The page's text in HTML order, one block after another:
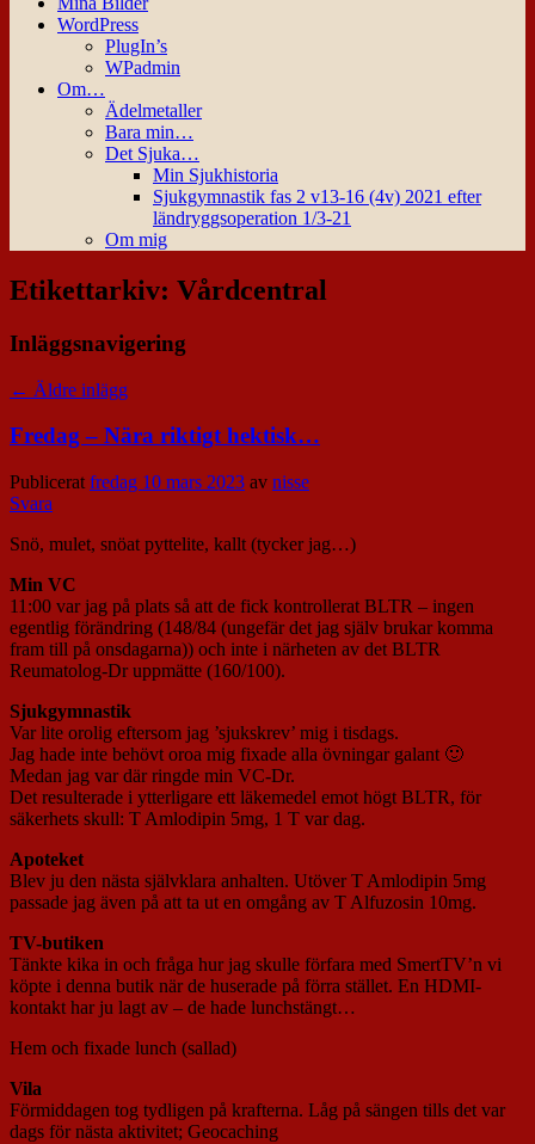
WordPress
PlugIn’s
WPadmin
Om…
Ädelmetaller
Bara min…
Det Sjuka…
Min Sjukhistoria
Sjukgymnastik fas 2 v13-16 (4v) 2021 efter
ländryggsoperation 1/3-21
Om mig
Etikettarkiv: Vårdcentral
Inläggsnavigering
← Äldre inlägg
Fredag – Nära riktigt hektisk…
Publicerat fredag 10 mars 2023 av nisse
Svara
Snö, mulet, snöat pyttelite, kallt (tycker jag…)
Min VC
11:00 var jag på plats så att de fick kontrollerat BLTR – ingen
egentlig förändring (148/84 (ungefär det jag själv brukar komma
fram till på onsdagarna)) och inte i närheten av det BLTR
Reumatolog-Dr uppmätte (160/100).
Sjukgymnastik
Var lite orolig eftersom jag ’sjukskrev’ mig i tisdags.
Jag hade inte behövt oroa mig fixade alla övningar galant 🙂
Medan jag var där ringde min VC-Dr.
Det resulterade i ytterligare ett läkemedel emot högt BLTR, för
säkerhets skull: T Amlodipin 5mg, 1 T var dag.
Apoteket
Blev ju den nästa självklara anhalten. Utöver T Amlodipin 5mg
passade jag även på att ta ut en omgång av T Alfuzosin 10mg.
TV-butiken
Tänkte kika in och fråga hur jag skulle förfara med SmertTV’n vi
köpte i denna butik när de huserade på förra stället. En HDMI-
kontakt har ju lagt av – de hade lunchstängt…
Hem och fixade lunch (sallad)
Vila
Förmiddagen tog tydligen på krafterna. Låg på sängen tills det var
dags för nästa aktivitet; Geocaching